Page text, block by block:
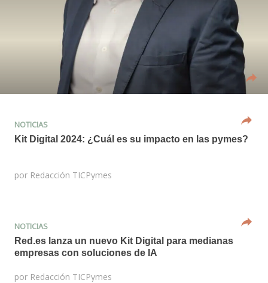
NOTICIAS
Kit Digital 2024: ¿Cuál es su impacto en las pymes?
por Redacción TICPymes
NOTICIAS
Red.es lanza un nuevo Kit Digital para medianas
empresas con soluciones de IA
por Redacción TICPymes